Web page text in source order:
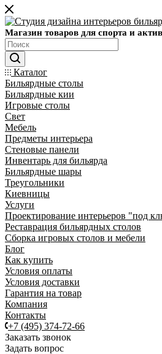
Магазин товаров для спорта и
Каталог
Бильярдные столы
Бильярдные кии
Игровые столы
Свет
Мебель
Предметы интерьера
Стеновые панели
Инвентарь для бильярда
Бильярдные шары
Треугольники
Киевницы
Услуги
Проектирование интерьеров "под
Реставрация бильярдных столов
Сборка игровых столов и мебели
Блог
Как купить
Условия оплаты
Условия доставки
Гарантия на товар
Компания
Контакты
+7 (495) 374-72-66
Заказать звонок
Задать вопрос